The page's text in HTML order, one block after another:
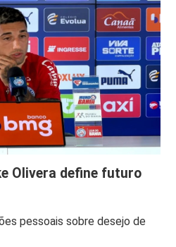
Olivera define futuro
pessoais sobre desejo de